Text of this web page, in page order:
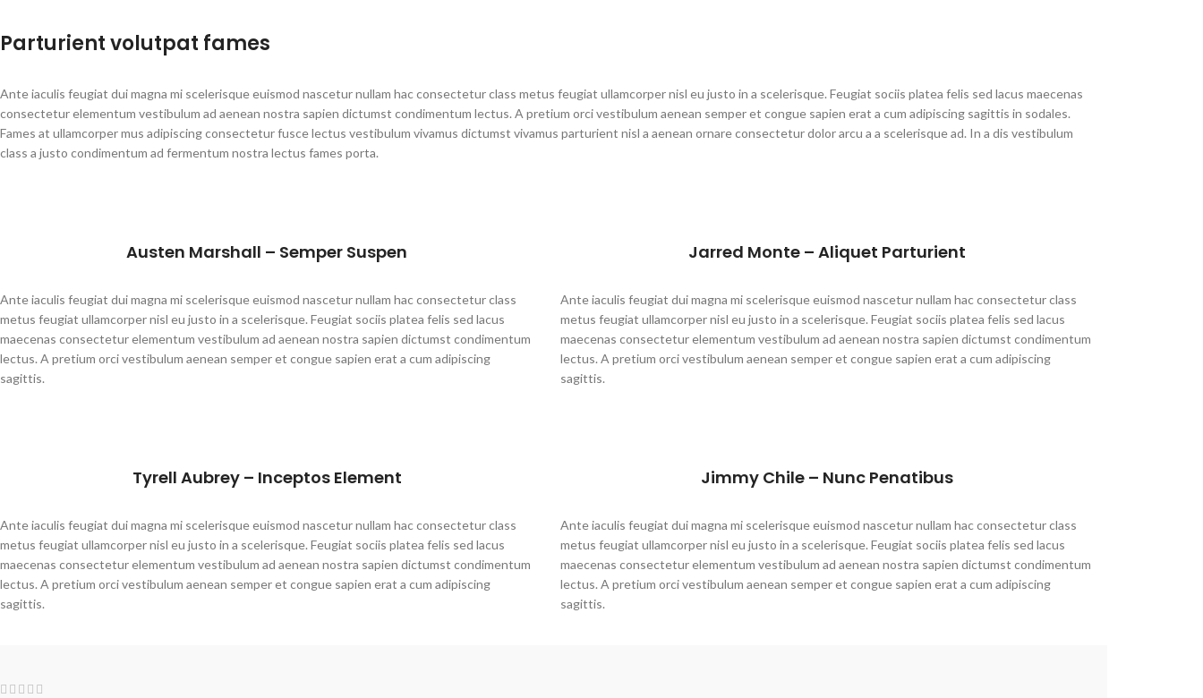
Parturient volutpat fames
Ante iaculis feugiat dui magna mi scelerisque euismod nascetur nullam hac consectetur class metus feugiat ullamcorper nisl eu justo in a scelerisque. Feugiat sociis platea felis sed lacus maecenas
consectetur elementum vestibulum ad aenean nostra sapien dictumst condimentum lectus. A pretium orci vestibulum aenean semper et congue sapien erat a cum adipiscing sagittis in sodales.
Fames at ullamcorper mus adipiscing consectetur fusce lectus vestibulum vivamus dictumst vivamus parturient nisl a aenean ornare consectetur dolor arcu a a scelerisque ad. In a dis vestibulum
class a justo condimentum ad fermentum nostra lectus fames porta.
Austen Marshall – Semper Suspen
Ante iaculis feugiat dui magna mi scelerisque euismod nascetur nullam hac consectetur class
metus feugiat ullamcorper nisl eu justo in a scelerisque. Feugiat sociis platea felis sed lacus
maecenas consectetur elementum vestibulum ad aenean nostra sapien dictumst condimentum
lectus. A pretium orci vestibulum aenean semper et congue sapien erat a cum adipiscing
sagittis.
Jarred Monte – Aliquet Parturient
Ante iaculis feugiat dui magna mi scelerisque euismod nascetur nullam hac consectetur class
metus feugiat ullamcorper nisl eu justo in a scelerisque. Feugiat sociis platea felis sed lacus
maecenas consectetur elementum vestibulum ad aenean nostra sapien dictumst condimentum
lectus. A pretium orci vestibulum aenean semper et congue sapien erat a cum adipiscing
sagittis.
Tyrell Aubrey – Inceptos Element
Ante iaculis feugiat dui magna mi scelerisque euismod nascetur nullam hac consectetur class
metus feugiat ullamcorper nisl eu justo in a scelerisque. Feugiat sociis platea felis sed lacus
maecenas consectetur elementum vestibulum ad aenean nostra sapien dictumst condimentum
lectus. A pretium orci vestibulum aenean semper et congue sapien erat a cum adipiscing
sagittis.
Jimmy Chile – Nunc Penatibus
Ante iaculis feugiat dui magna mi scelerisque euismod nascetur nullam hac consectetur class
metus feugiat ullamcorper nisl eu justo in a scelerisque. Feugiat sociis platea felis sed lacus
maecenas consectetur elementum vestibulum ad aenean nostra sapien dictumst condimentum
lectus. A pretium orci vestibulum aenean semper et congue sapien erat a cum adipiscing
sagittis.